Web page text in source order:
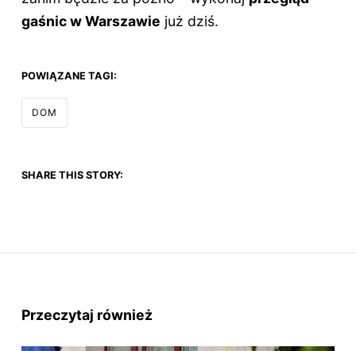
gaśnic w Warszawie już dziś.
POWIĄZANE TAGI:
DOM
SHARE THIS STORY:
Przeczytaj również